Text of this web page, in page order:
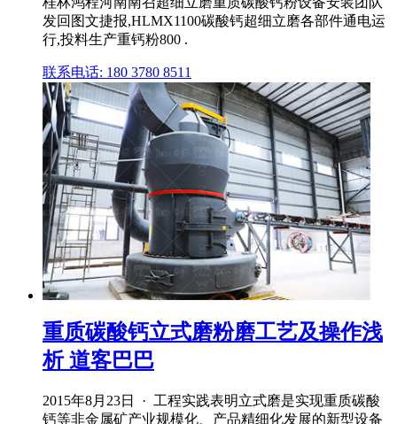
发回图文捷报,HLMX1100碳酸钙超细立磨各部件通电运
行,投料生产重钙粉800 .
联系电话: 180 3780 8511
重质碳酸钙立式磨粉磨工艺及操作浅
析 道客巴巴
2015年8月23日 · 工程实践表明立式磨是实现重质碳酸
钙等非金属矿产业规模化、产品精细化发展的新型设备